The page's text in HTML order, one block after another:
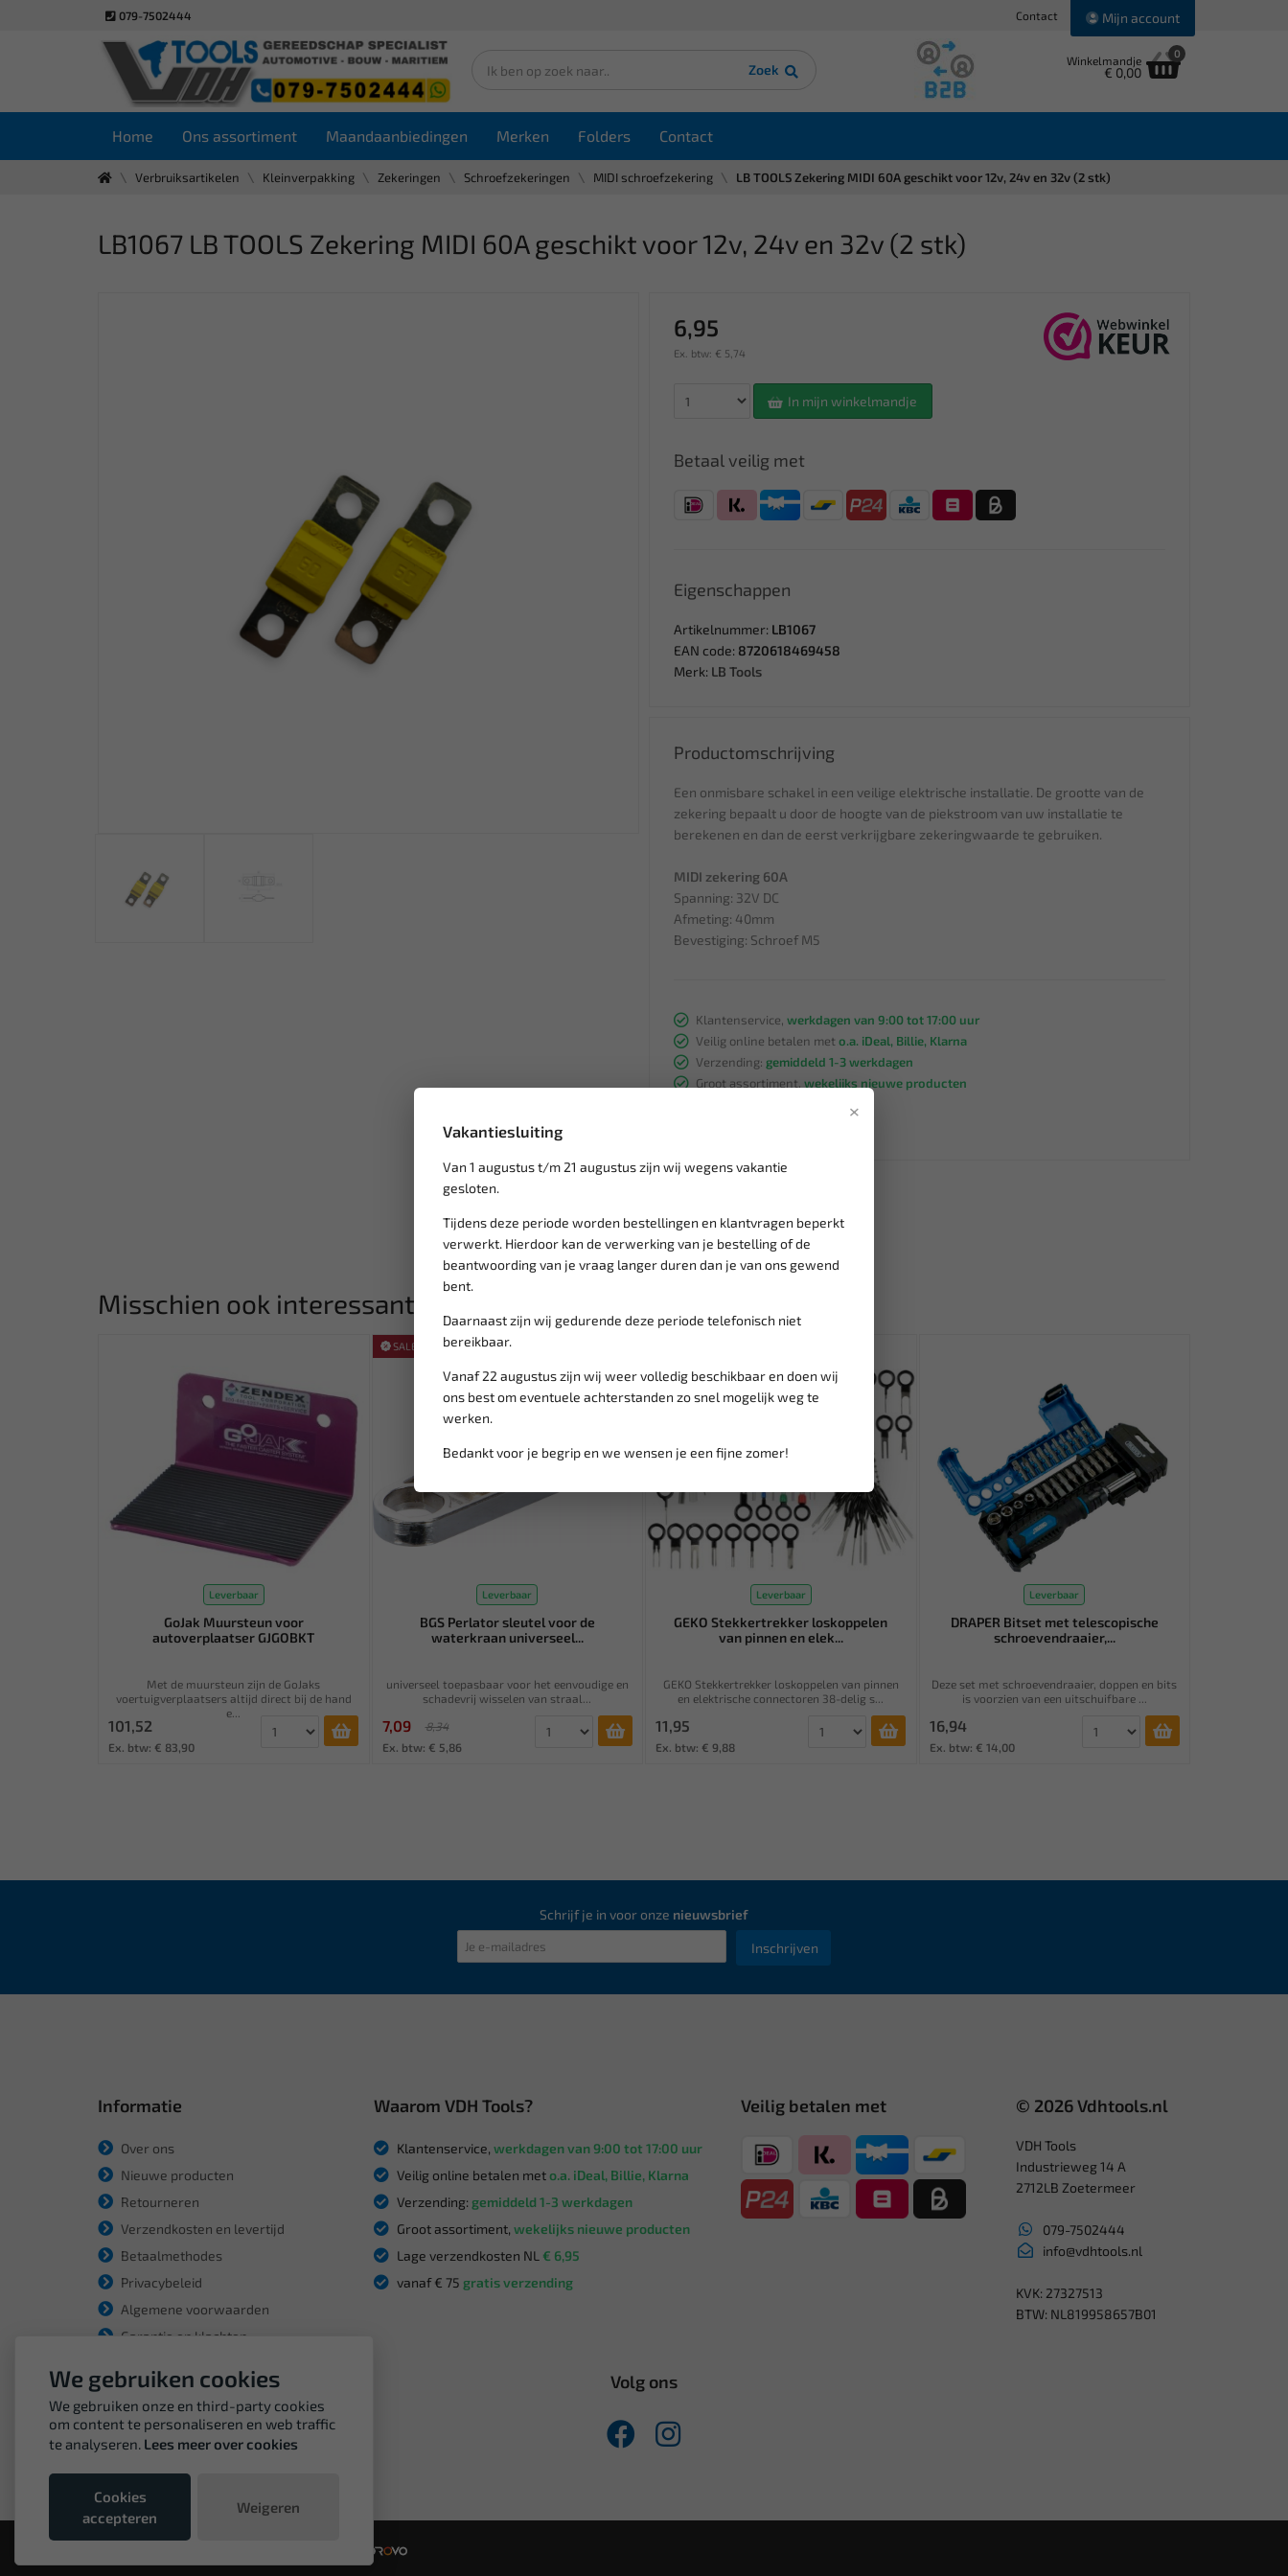
079-7502444 Contact Mijn account
Zoek
Winkelmandje
€ 0,00
0
Home Ons assortiment Maandaanbiedingen Merken Folders Contact
Verbruiksartikelen Kleinverpakking Zekeringen Schroefzekeringen MIDI schroefzekering LB TOOLS Zekering MIDI 60A geschikt voor 12v, 24v en 32v (2 stk)
×
Vakantiesluiting
Van 1 augustus t/m 21 augustus zijn wij wegens vakantie
gesloten.
Tijdens deze periode worden bestellingen en klantvragen beperkt
verwerkt. Hierdoor kan de verwerking van je bestelling of de
beantwoording van je vraag langer duren dan je van ons gewend
bent.
Daarnaast zijn wij gedurende deze periode telefonisch niet
bereikbaar.
Vanaf 22 augustus zijn wij weer volledig beschikbaar en doen wij
ons best om eventuele achterstanden zo snel mogelijk weg te
werken.
Bedankt voor je begrip en we wensen je een fijne zomer!
LB1067 LB TOOLS Zekering MIDI 60A geschikt voor 12v, 24v en 32v (2 stk)
6,95
Ex. btw: € 5,74
In mijn winkelmandje
Betaal veilig met
Eigenschappen
Artikelnummer: LB1067
EAN code: 8720618469458
Merk: LB Tools
Productomschrijving
Een onmisbare schakel in een veilige elektrische installatie. De grootte van de
zekering bepaalt u door de hoogte van de piekstroom van uw installatie te
berekenen en dan de eerst verkrijgbare zekeringwaarde te gebruiken.
MIDI zekering 60A
Spanning: 32V DC
Afmeting: 40mm
Bevestiging: Schroef M5
Klantenservice, werkdagen van 9:00 tot 17:00 uur
Veilig online betalen met o.a. iDeal, Billie, Klarna
Verzending: gemiddeld 1-3 werkdagen
Groot assortiment, wekelijks nieuwe producten
Misschien ook interessant:
Leverbaar
GoJak Muursteun voor
autoverplaatser GJGOBKT
Met de muursteun zijn de GoJaks
voertuigverplaatsers altijd direct bij de hand
e...
101,52
Ex. btw: € 83,90
SALE!
Leverbaar
BGS Perlator sleutel voor de
waterkraan universeel...
universeel toepasbaar voor het eenvoudige en
schadevrij wisselen van straal...
7,09
8,34
Ex. btw: € 5,86
Leverbaar
GEKO Stekkertrekker loskoppelen
van pinnen en elek...
GEKO Stekkertrekker loskoppelen van pinnen
en elektrische connectoren 38-delig s...
11,95
Ex. btw: € 9,88
Leverbaar
DRAPER Bitset met telescopische
schroevendraaier,...
Deze set met schroevendraaier, doppen en bits
is voorzien van een uitschuifbare ...
16,94
Ex. btw: € 14,00
Schrijf je in voor onze nieuwsbrief
Inschrijven
Informatie
Over ons
Nieuwe producten
Retourneren
Verzendkosten en levertijd
Betaalmethodes
Privacybeleid
Algemene voorwaarden
Garantie en klachten
Waarom VDH Tools?
Klantenservice, werkdagen van 9:00 tot 17:00 uur
Veilig online betalen meto.a. iDeal, Billie, Klarna
Verzending: gemiddeld 1-3 werkdagen
Groot assortiment, wekelijks nieuwe producten
Lage verzendkosten NL € 6,95
vanaf € 75 gratis verzending
Veilig betalen met © 2026 Vdhtools.nl
VDH Tools
Industrieweg 14 A
2712LB Zoetermeer
079-7502444
info@vdhtools.nl
KVK: 27327513
BTW: NL819958657B01
Volg ons
We gebruiken cookies
We gebruiken onze en third-party cookies
om content te personaliseren en web traffic
te analyseren. Lees meer over cookies
Cookies
accepteren
Weigeren